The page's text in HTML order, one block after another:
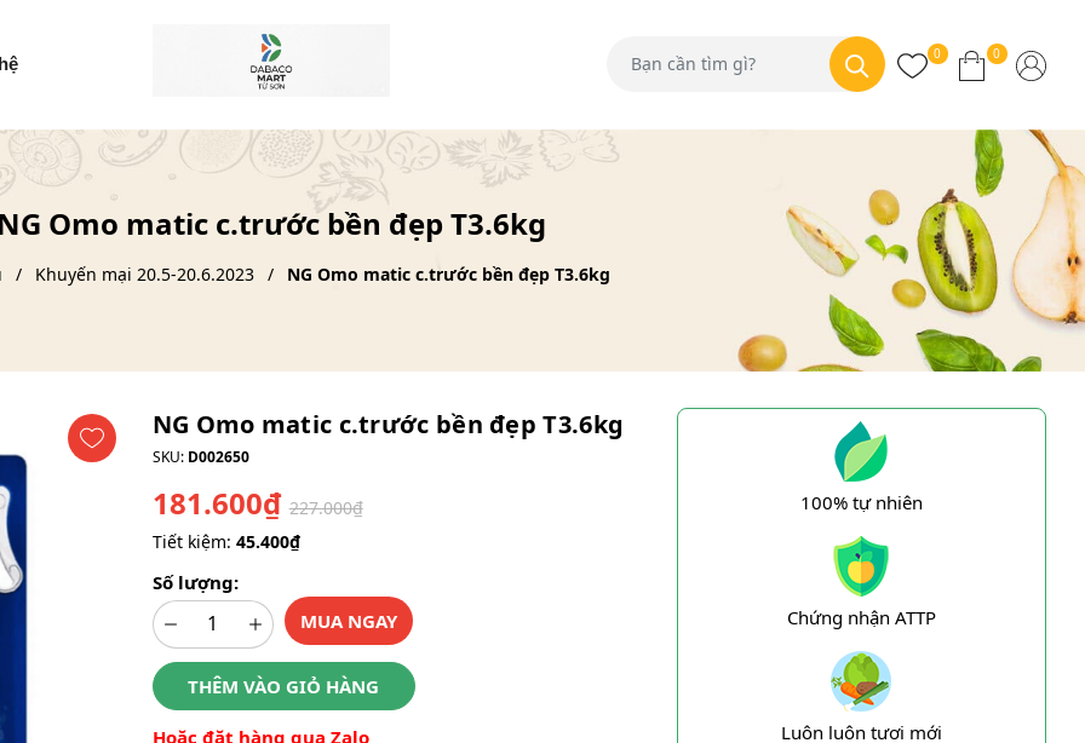
0 0
Omo matic c.trước bền đẹp T3.6kg
Khuyến mại 20.5-20.6.2023 NG Omo matic c.trước bền đẹp T3.6kg
NG Omo matic c.trước bền đẹp T3.6kg
SKU: D002650
181.600₫ 227.000₫
Tiết kiệm: 45.400₫
Số lượng:
MUA NGAY
THÊM VÀO GIỎ HÀNG
Hoặc đặt hàng qua Zalo
100% tự nhiên
Chứng nhận ATTP
Luôn luôn tươi mới